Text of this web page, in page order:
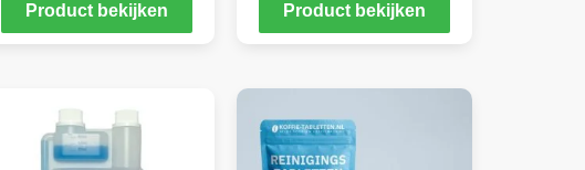
Product bekijken
Product bekijken